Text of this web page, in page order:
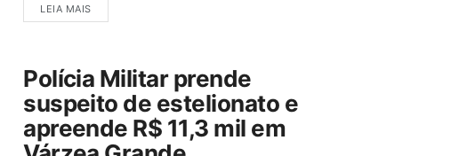
LEIA MAIS
Polícia Militar prende
suspeito de estelionato e
apreende R$ 11,3 mil em